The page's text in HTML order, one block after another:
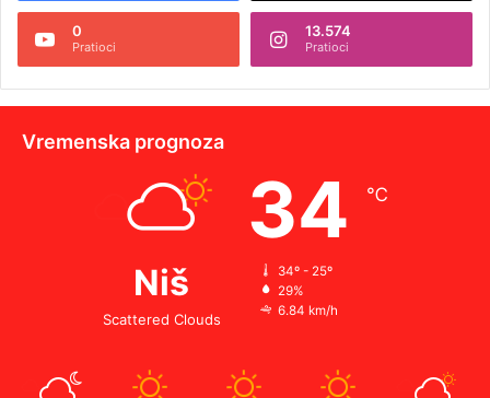
0
Pratioci
13.574
Pratioci
Vremenska prognoza
Niš
Scattered Clouds
34 ℃
34º - 25º
29%
6.84 km/h